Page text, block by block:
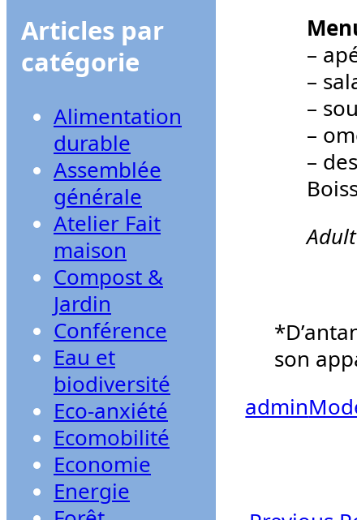
Articles par
catégorie
Alimentation
durable
Assemblée
générale
Atelier Fait
maison
Compost &
Jardin
Conférence
Eau et
biodiversité
Eco-anxiété
Ecomobilité
Economie
Energie
–
–
–
–
–
son
admin